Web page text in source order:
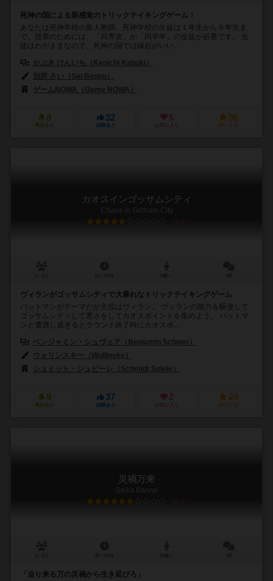
死神の国による新感覚のトリックテイキングゲーム！
あなたは死神学校の新人教師。死神学校の生徒は１年生から９年生ま
で。授業のためには、「同専攻」か「同学年」の生徒が必要です。 生
徒はわがままなので、死神の国では縁起がいい...
かぶき けんいち（Kenichi Kabuki）
別府 さい（Sai Beppu）
ゲームNOWA（Game NOWA）
8
興味あり
32
経験あり
5
お気に入り
36
持ってる
カオスインゴッサムシティ
Chaos in Gotham City
5.9
ヴィランがゴッサムシティで大暴れなトリックテイキングゲーム
バットマンがテーマだが主役はヴィラン。 ヴィランの能力を駆使して
ゴッサムシティして悪さをしてカオスポイントを集めよう。 バットマ
ンと遭遇し過ぎるとラウンド終了時にカオスポ...
ベンジャミン・シュヴェア（Benjamin Schwer）
ウォリンスキー（Wollinsky）
シュミット・シュピーレ（Schmidt Spiele）
9
興味あり
37
経験あり
2
お気に入り
24
持ってる
災禍万来
Saika Banrai
6.5
「迫り来る万の災禍から生き延びろ」